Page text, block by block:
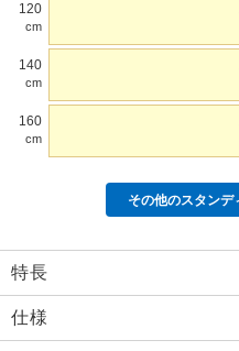
120
cm
140
cm
160
cm
その他のスタンデ
特長
仕様